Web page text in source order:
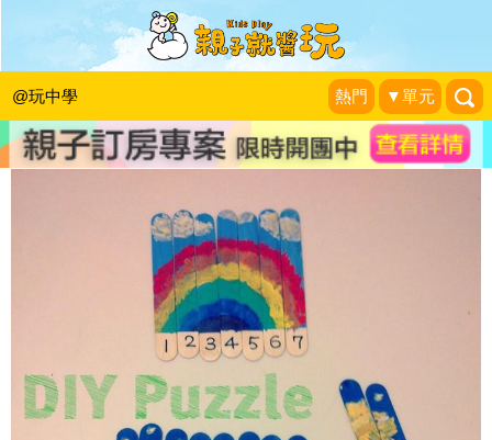
@玩中學 熱門 ▼單元
彩繪冰棒棍玩數字序列拼圖
貓兒媽咪@孩子的手作世界